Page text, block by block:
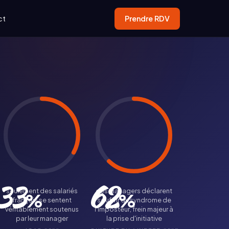
Prendre RDV
%
seulement des salariés
français se sentent
véritablement soutenus
par leur manager
62%
des managers déclarent
souffrir du syndrome de
l'imposteur, frein majeur à
la prise d'initiative